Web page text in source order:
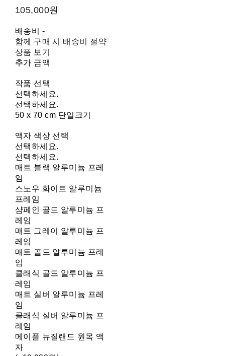
105,000원
배송비 -
함께 구매 시 배송비 절약
상품 보기
추가 금액
작품 선택
선택하세요.
선택하세요.
50 x 70 cm 단일크기
액자 색상 선택
선택하세요.
선택하세요.
매트 블랙 알루미늄 프레
임
스노우 화이트 알루미늄
프레임
샴페인 골드 알루미늄 프
레임
매트 그레이 알루미늄 프
레임
매트 골드 알루미늄 프레
임
클래식 골드 알루미늄 프
레임
매트 실버 알루미늄 프레
임
클래식 실버 알루미늄 프
레임
메이플 뉴질랜드 원목 액
자